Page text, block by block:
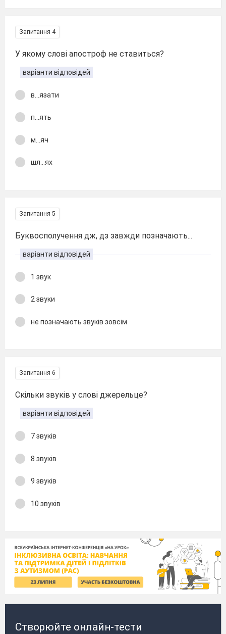
Запитання 4
У якому слові апостроф не ставиться?
варіанти відповідей
в...язати
п...ять
м...яч
шл...ях
Запитання 5
Буквосполучення дж, дз завжди позначають...
варіанти відповідей
1 звук
2 звуки
не позначають звуків зовсім
Запитання 6
Скільки звуків у слові джерельце?
варіанти відповідей
7 звуків
8 звуків
9 звуків
10 звуків
Створюйте онлайн-тести